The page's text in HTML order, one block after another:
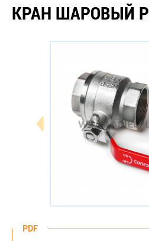
КРАН ШАРОВЫЙ
PDF